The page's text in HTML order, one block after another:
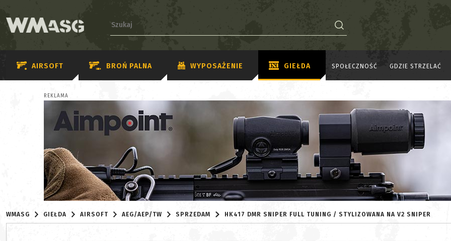
AIRSOFT BROŃ PALNA WYPOSAŻENIE GIEŁDA SPOŁECZNOŚĆ GDZIE STRZELAĆ
REKLAMA
WMASG GIEŁDA AIRSOFT AEG/AEP/TW SPRZEDAM HK417 DMR SNIPER FULL TUNING / STYLIZOWANA NA V2 SNIPER